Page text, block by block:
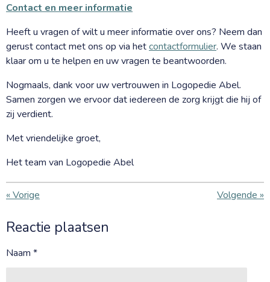
Contact en meer informatie
Heeft u vragen of wilt u meer informatie over ons? Neem dan
gerust contact met ons op via hetcontactformulier. We staan
klaar om u te helpen en uw vragen te beantwoorden.
Nogmaals, dank voor uw vertrouwen in Logopedie Abel.
Samen zorgen we ervoor dat iedereen de zorg krijgt die hij of
zij verdient.
Met vriendelijke groet,
Het team van Logopedie Abel
« Vorige Volgende »
Reactie plaatsen
Naam *